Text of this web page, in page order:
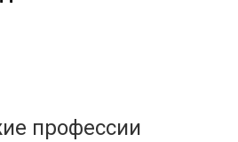
профессии